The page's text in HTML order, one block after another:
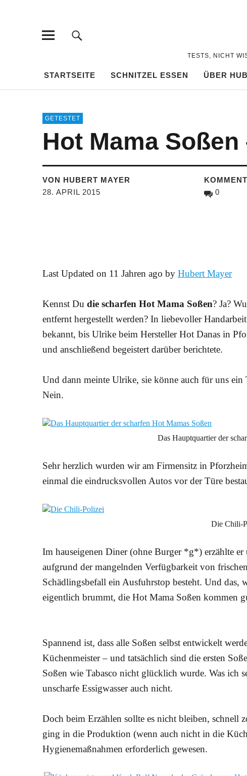
TESTS, NICHT
STARTSEITE SCHNITZEL ESSEN ÜBER
GETESTET
Hot Mama
VON HUBERT MAYER
28. APRIL 2015
0
Last Updated on 11 Jahren ago by Hubert Mayer
Kennst Du die scharfen Hot Mama Soßen? Ja?
entfernt hergestellt werden? In liebevoller
bekannt, bis Ulrike beim Hersteller Hot Danas in
und anschließend begeistert darüber berichtete.
Und dann meinte Ulrike, sie könne auch für uns
Nein.
Das Hauptquartier der
Sehr herzlich wurden wir am Firmensitz in
einmal die eindrucksvollen Autos vor der Türe
Die Chili-
Im hauseigenen Diner (ohne Burger *g*) erzählte
aufgrund der mangelnden Verfügbarkeit von
Schädlingsbefall ein Ausfuhrstop besteht. Und das,
eigentlich brummt, die Hot Mama Soßen kommen
Spannend ist, dass alle Soßen selbst entwickelt
Küchenmeister – und tatsächlich sind die ersten
Soßen wie Tabasco nicht glücklich wurde. Was ich
unscharfe Essigwasser auch nicht.
Doch beim Erzählen sollte es nicht bleiben, schnell
ging in die Produktion (wenn auch nicht in die
Hygienemaßnahmen erforderlich gewesen.